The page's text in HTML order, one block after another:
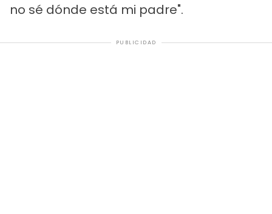
no sé dónde está mi padre".
PUBLICIDAD